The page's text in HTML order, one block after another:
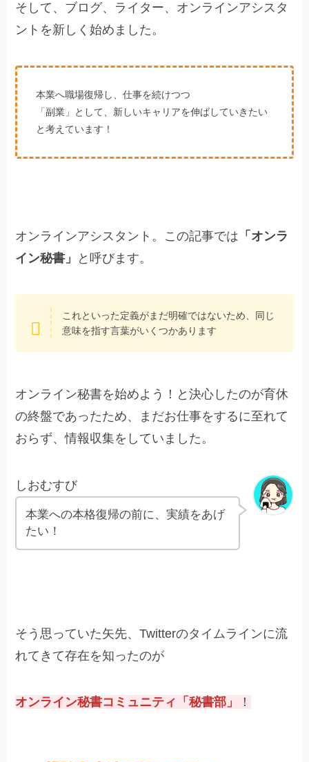
そして、ブログ、ライター、オンラインアシスタ
ントを新しく始めました。
本業へ職場復帰し、仕事を続けつつ
「副業」として、新しいキャリアを伸ばしていきたい
と考えています！
オンラインアシスタント。この記事では 「オンラ
イン秘書」
と呼びます。
これといった定義がまだ明確ではないため、同じ
意味を指す言葉がいくつかあります
オンライン秘書を始めよう！と決心したのが育休
の終盤であったため、まだお仕事をするに至れて
おらず、情報収集をしていました。
しおむすび
本業への本格復帰の前に、実績をあげ
たい！
そう思っていた矢先、Twitterのタイムラインに流
れてきて存在を知ったのが
オンライン秘書コミュニティ「秘書部」 ！